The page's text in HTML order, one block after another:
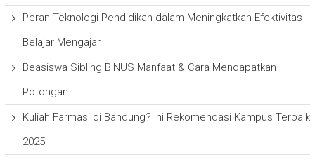
Peran Teknologi Pendidikan dalam Meningkatkan Efektivitas
Belajar Mengajar
Beasiswa Sibling BINUS Manfaat & Cara Mendapatkan
Potongan
Kuliah Farmasi di Bandung? Ini Rekomendasi Kampus Terbaik
2025